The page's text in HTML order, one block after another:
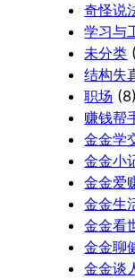
奇怪说
学习与
未分类
结构失
职场 (8)
赚钱帮
金金学
金金小
金金爱
金金生
金金看
金金聊
金金谈